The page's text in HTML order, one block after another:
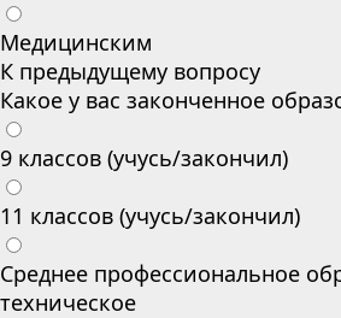
Медицинским
К предыдущему вопросу
Какое у вас законченное
9 классов (учусь/закончил)
11 классов (учусь/закончил)
Среднее профессиональное
техническое